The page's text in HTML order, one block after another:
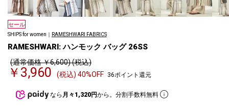
セール
SHIPS for women｜ RAMESHWARI FABRICS
RAMESHWARI: ハンモック バッグ 26SS
(通常価格 ￥6,600) (税込)
￥3,960 (税込) 40%OFF 36ポイント還元
なら 月々1,320円から。分割手数料無料